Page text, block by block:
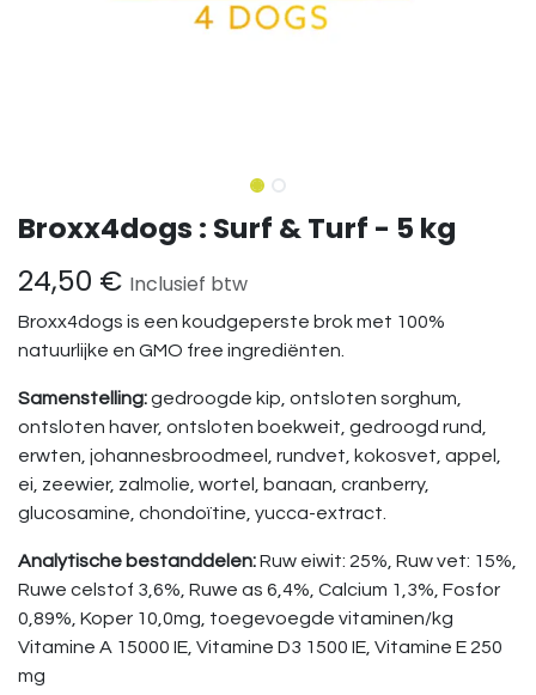
Broxx4dogs : Surf & Turf - 5 kg
24,50 € Inclusief btw
Broxx4dogs is een koudgeperste brok met 100%
natuurlijke en GMO free ingrediënten.
Samenstelling:gedroogde kip, ontsloten sorghum,
ontsloten haver, ontsloten boekweit, gedroogd rund,
erwten, johannesbroodmeel, rundvet, kokosvet, appel,
ei, zeewier, zalmolie, wortel, banaan, cranberry,
glucosamine, chondoïtine, yucca-extract.
Analytische bestanddelen:Ruw eiwit: 25%, Ruw vet: 15%,
Ruwe celstof 3,6%, Ruwe as 6,4%, Calcium 1,3%, Fosfor
0,89%, Koper 10,0mg, toegevoegde vitaminen/kg
Vitamine A 15000 IE, Vitamine D3 1500 IE, Vitamine E 250
mg